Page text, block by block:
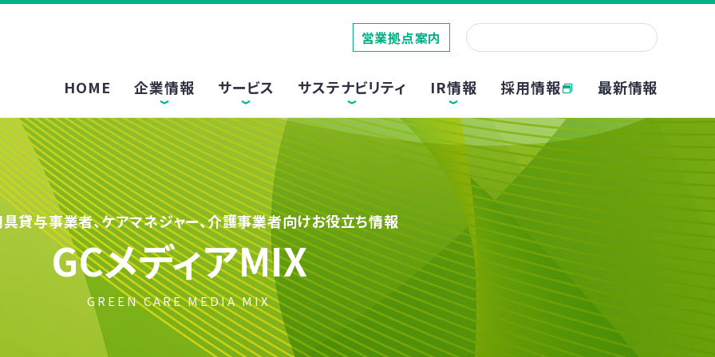
HOME 企業情報 サービス サステナビリティ IR情報 採用情報 最新情報
営業拠点案内
貸与事業者、ケアマネジャー、介護事業者向けお役立ち情報
GCメディアMIX
GREEN CARE MEDIA MIX